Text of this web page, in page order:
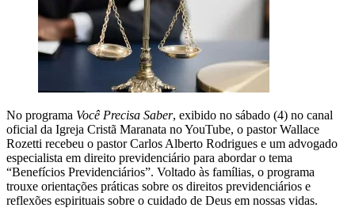
No programa Você Precisa Saber, exibido no sábado (4) no canal
oficial da Igreja Cristã Maranata no YouTube, o pastor Wallace
Rozetti recebeu o pastor Carlos Alberto Rodrigues e um advogado
especialista em direito previdenciário para abordar o tema
“Benefícios Previdenciários”. Voltado às famílias, o programa
trouxe orientações práticas sobre os direitos previdenciários e
reflexões espirituais sobre o cuidado de Deus em nossas vidas.